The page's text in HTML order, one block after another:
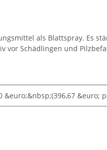
als Blattspray. Es
vor Schädlingen und